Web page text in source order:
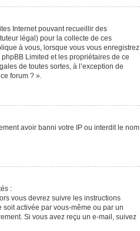
Internet pouvant recueillir des
légal) pour la collecte de ces
à vous, lorsque vous vous enregistrez
Limited et les propriétaires de ce
de toutes sortes, à l’exception de
forum ? ».
avoir banni votre IP ou interdit le nom
:
vous devrez suivre les instructions
activée par vous-même ou par un
Si vous avez reçu un e-mail, suivez